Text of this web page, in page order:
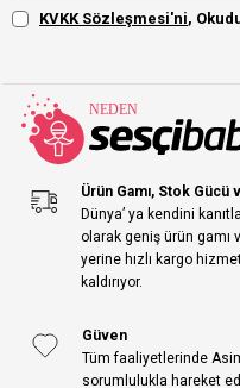
KVKK Sözleşmesi'ni,
Ürün Gamı, Stok Gücü
Dünya’ ya kendini
olarak geniş ürün gamı
yerine hızlı kargo
kaldırıyor.
Güven
Tüm faaliyetlerinde
sorumlulukla hareket